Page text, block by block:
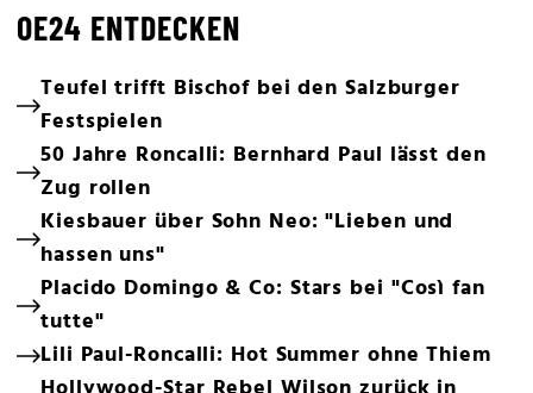
OE24 ENTDECKEN
Teufel trifft Bischof bei den Salzburger
Festspielen
50 Jahre Roncalli: Bernhard Paul lässt den
Zug rollen
Kiesbauer über Sohn Neo: "Lieben und
hassen uns"
Placido Domingo & Co: Stars bei "Così fan
tutte"
Lili Paul-Roncalli: Hot Summer ohne Thiem